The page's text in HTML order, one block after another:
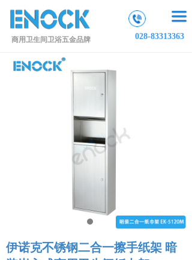
끀
商用卫生间卫浴五金品牌 028-83313363
伊诺克不锈钢二合一擦手纸架 暗